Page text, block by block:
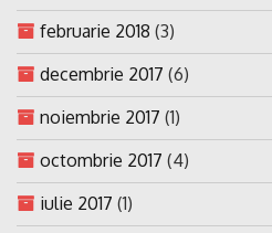
februarie 2018 (3)
decembrie 2017 (6)
noiembrie 2017 (1)
octombrie 2017 (4)
iulie 2017 (1)